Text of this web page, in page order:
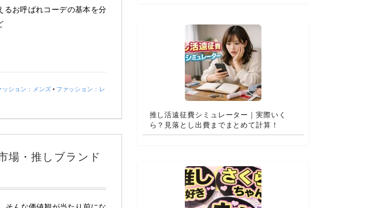
るお呼ばれコーデの基本を分
ッション：メンズ • ファッション：レ
場・推しブランド
推し活遠征費シミュレーター｜実際いく
ら？見落とし出費までまとめて計算！